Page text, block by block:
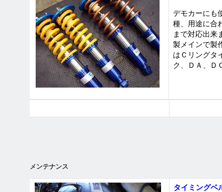
デモカーにも
種、用途に合
まで対応出来
製メインで製
はＣリングタ
ク、ＤＡ、Ｄ
メンテナンス
タイミングベ